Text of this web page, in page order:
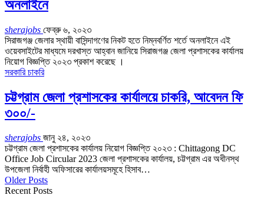
অনলাইনে
sherajobs ফেব্রু ৬, ২০২৩
সিরাজগঞ্জ জেলার স্থায়ী বাসিন্দাগণের নিকট হতে নিম্নবর্ণিত শর্তে অনলাইনে এই
ওয়েবসাইটের মাধ্যমে দরখাস্ত আহ্বান জানিয়ে সিরাজগঞ্জ জেলা প্রশাসকের কার্যালয়
নিয়োগ বিজ্ঞপ্তি ২০২৩ প্রকাশ করেছে ।
সরকারি চাকরি
চট্টগ্রাম জেলা প্রশাসকের কার্যালয়ে চাকরি, আবেদন ফি
৩০০/-
sherajobs জানু ২৪, ২০২৩
চট্টগ্রাম জেলা প্রশাসকের কার্যালয় নিয়োগ বিজ্ঞপ্তি ২০২৩ : Chittagong DC
Office Job Circular 2023 জেলা প্রশাসকের কার্যালয়, চট্টগ্রাম এর অধীনস্থ
উপজেলা নির্বাহী অফিসারের কার্যালয়সমূহে হিসাব…
Older Posts
Recent Posts